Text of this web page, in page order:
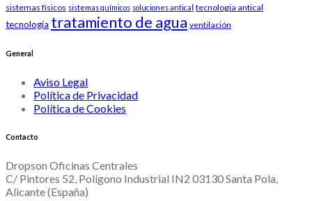
sistemas físicos sistemas químicos soluciones antical tecnologia antical
tecnología tratamiento de agua ventilación
General
Aviso Legal
Política de Privacidad
Política de Cookies
Contacto
Dropson Oficinas Centrales
C/ Pintores 52, Polígono Industrial IN2 03130 Santa Pola,
Alicante (España)